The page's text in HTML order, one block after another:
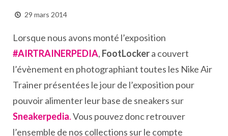
29 mars 2014
Lorsque nous avons monté l’exposition
#AIRTRAINERPEDIA, FootLockera couvert
l’évènement en photographiant toutes les Nike Air
Trainer présentées le jour de l’exposition pour
pouvoir alimenter leur base de sneakers sur
Sneakerpedia.Vous pouvez donc retrouver
l’ensemble de nos collections sur le compte